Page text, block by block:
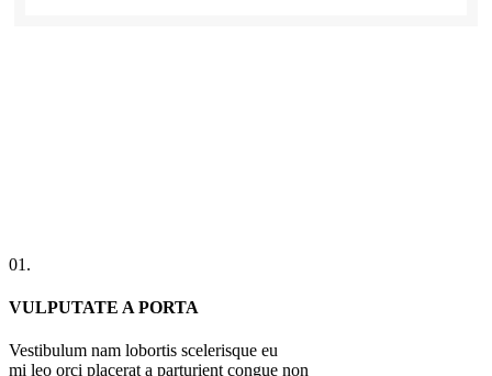
01.
VULPUTATE A PORTA
Vestibulum nam lobortis scelerisque eu
mi leo orci placerat a parturient congue non